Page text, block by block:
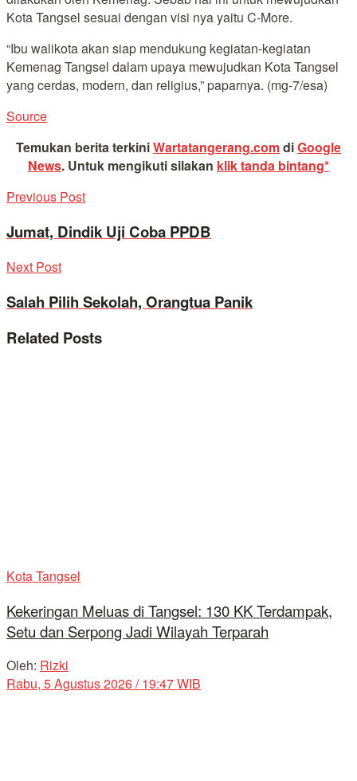
Kota Tangsel sesuai dengan visi nya yaitu C-More.
“Ibu walikota akan siap mendukung kegiatan-kegiatan
Kemenag Tangsel dalam upaya mewujudkan Kota Tangsel
yang cerdas, modern, dan religius,” paparnya. (mg-7/esa)
Source
Temukan berita terkiniWartatangerang.comdiGoogle
News. Untuk mengikuti silakan klik tanda bintang*
Previous Post
Jumat, Dindik Uji Coba PPDB
Next Post
Salah Pilih Sekolah, Orangtua Panik
Related Posts
Kota Tangsel
Kekeringan Meluas di Tangsel: 130 KK Terdampak,
Setu dan Serpong Jadi Wilayah Terparah
Oleh: Rizki
Rabu, 5 Agustus 2026 / 19:47 WIB